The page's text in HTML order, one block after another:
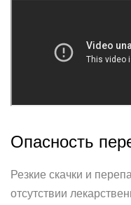
Опасность
Резкие скачки и
отсутствии